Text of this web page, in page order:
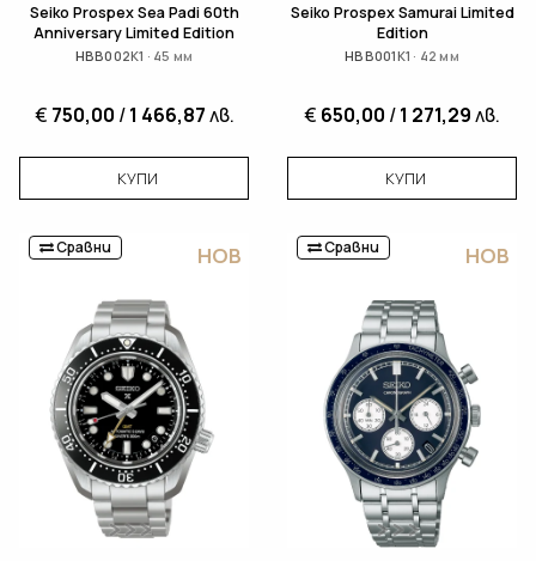
Seiko Prospex Sea Padi 60th
Anniversary Limited Edition
HBB002K1 · 45 мм
€ 750,00 /1 466,87лв.
КУПИ
Seiko Prospex Samurai Limited
Edition
HBB001K1 · 42 мм
€ 650,00 /1 271,29лв.
КУПИ
Сравни НОВ Сравни НОВ